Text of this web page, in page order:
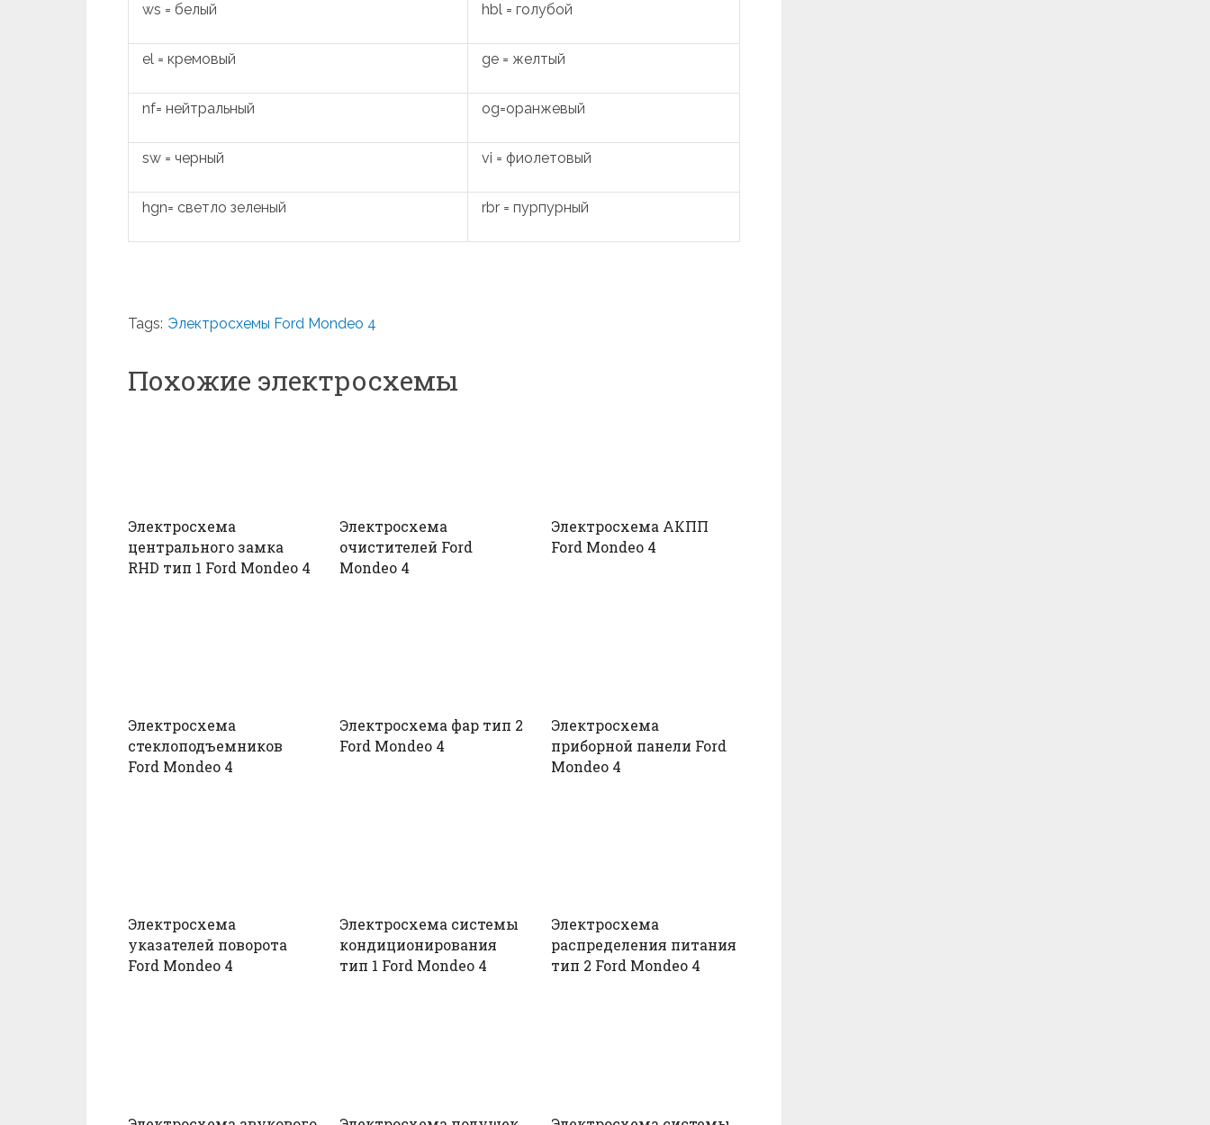
ws = белый hbl = голубой
el = кремовый ge = желтый
nf= нейтральный og=оранжевый
sw = черный vi = фиолетовый
hgn= светло зеленый rbr = пурпурный
Tags: Электросхемы Ford Mondeo 4
Похожие электросхемы
Электросхема
центрального замка
RHD тип 1 Ford Mondeo 4
Электросхема
очистителей Ford
Mondeo 4
Электросхема АКПП
Ford Mondeo 4
Электросхема
стеклоподъемников
Ford Mondeo 4
Электросхема фар тип 2
Ford Mondeo 4
Электросхема
приборной панели Ford
Mondeo 4
Электросхема
указателей поворота
Ford Mondeo 4
Электросхема системы
кондиционирования
тип 1 Ford Mondeo 4
Электросхема
распределения питания
тип 2 Ford Mondeo 4